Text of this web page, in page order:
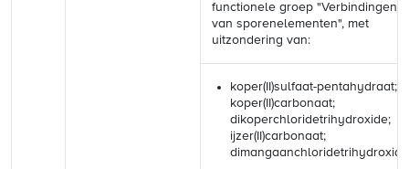
functionele groep "Verbindingen
van sporenelementen", met
uitzondering van:
koper(II)sulfaat-pentahydraat;
koper(II)carbonaat;
dikoperchloridetrihydroxide;
ijzer(II)carbonaat;